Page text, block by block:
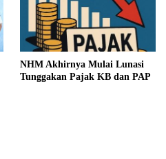
NHM Akhirnya Mulai Lunasi
Tunggakan Pajak KB dan PAP